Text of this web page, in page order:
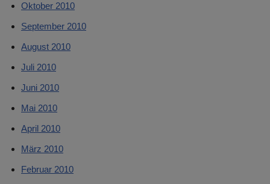
Oktober 2010
September 2010
August 2010
Juli 2010
Juni 2010
Mai 2010
April 2010
März 2010
Februar 2010